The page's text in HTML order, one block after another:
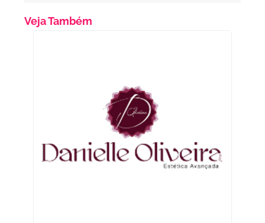
Veja Também